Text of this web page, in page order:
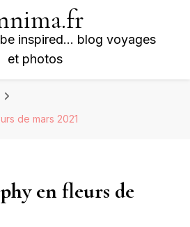
inspired… blog voyages
et photos
de mars 2021
en fleurs de